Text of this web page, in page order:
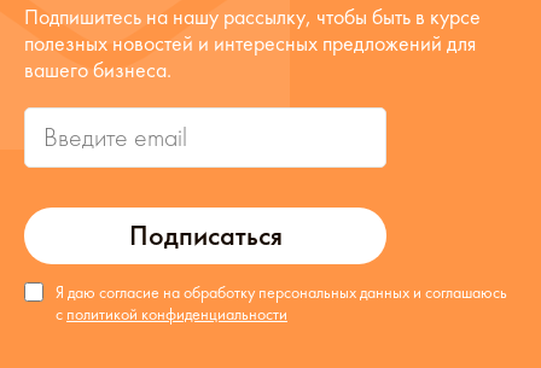
Подписаться
Я даю согласие на обработку персональных данных и соглашаюсь
с политикой конфиденциальности
Подпишитесь на нашу рассылку, чтобы быть в курсе
полезных новостей и интересных предложений для
вашего бизнеса.